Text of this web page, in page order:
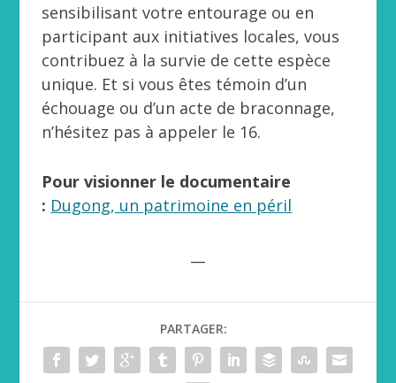
sensibilisant votre entourage ou en
participant aux initiatives locales, vous
contribuez à la survie de cette espèce
unique. Et si vous êtes témoin d’un
échouage ou d’un acte de braconnage,
n’hésitez pas à appeler le 16.
Pour visionner le documentaire
: Dugong, un patrimoine en péril
PARTAGER: